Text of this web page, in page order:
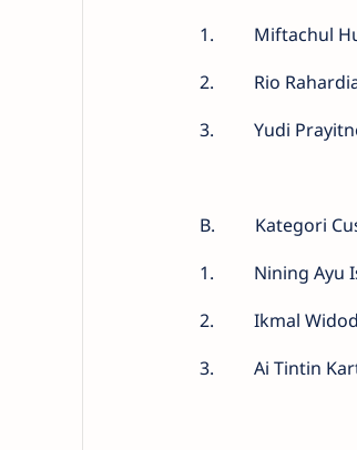
1.
Miftachul
2.
Rio
3.
Yudi
B.
Kategori
1.
Nining Ayu
2.
Ikmal
3.
Ai Tintin